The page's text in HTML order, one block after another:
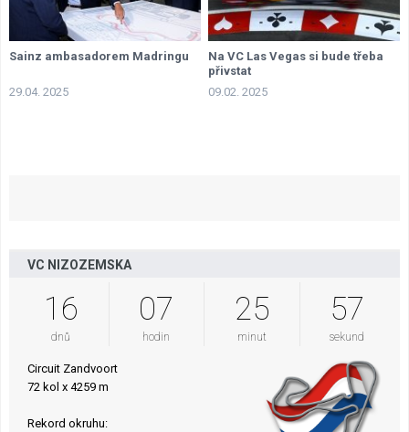
Sainz ambasadorem Madringu
29.04. 2025
Na VC Las Vegas si bude třeba
přivstat
09.02. 2025
VC NIZOZEMSKA
16
dnů
07
hodin
25
minut
56
sekund
Circuit Zandvoort
72 kol x 4259 m
Rekord okruhu: